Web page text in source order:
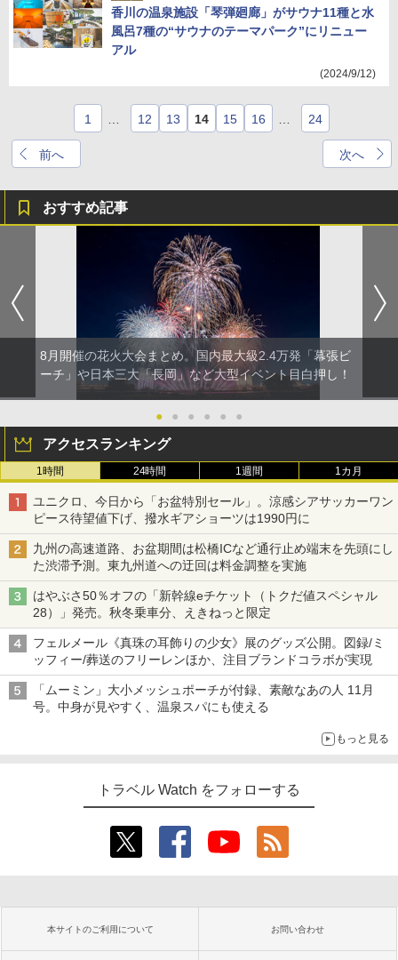
香川の温泉施設「琴弾廻廊」がサウナ11種と水
風呂7種の“サウナのテーマパーク”にリニュー
アル
(2024/9/12)
前へ
1 12 13 14 15 16 24
次へ
おすすめ記事
8月開催の花火大会まとめ。国内最大級2.4万発「幕張ビ
ーチ」や日本三大「長岡」など大型イベント目白押し！
● ● ● ● ● ●
アクセスランキング
1時間 24時間 1週間 1カ月
ユニクロ、今日から「お盆特別セール」。涼感シアサッカーワン
ピース待望値下げ、撥水ギアショーツは1990円に
九州の高速道路、お盆期間は松橋ICなど通行止め端末を先頭にし
た渋滞予測。東九州道への迂回は料金調整を実施
はやぶさ50％オフの「新幹線eチケット（トクだ値スペシャル
28）」発売。秋冬乗車分、えきねっと限定
フェルメール《真珠の耳飾りの少女》展のグッズ公開。図録/ミ
ッフィー/葬送のフリーレンほか、注目ブランドコラボが実現
「ムーミン」大小メッシュポーチが付録、素敵なあの人 11月
号。中身が見やすく、温泉スパにも使える
もっと見る
トラベル Watch をフォローする
本サイトのご利用について お問い合わせ